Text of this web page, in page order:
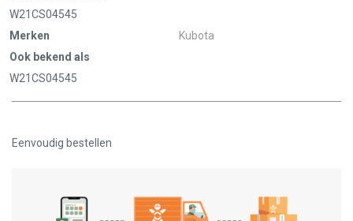
W21CS04545
Merken
Kubota
Ook bekend als
W21CS04545
Eenvoudig bestellen